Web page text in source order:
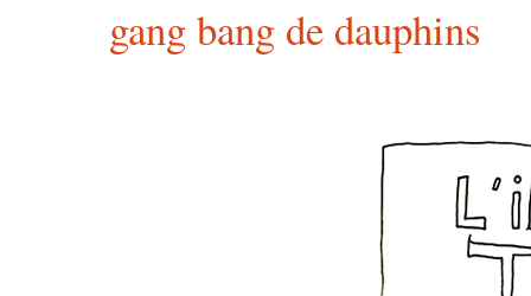
gang bang de dauphins